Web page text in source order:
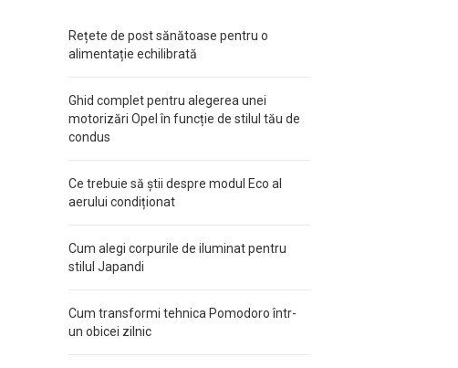
Rețete de post sănătoase pentru o
alimentație echilibrată
Ghid complet pentru alegerea unei
motorizări Opel în funcție de stilul tău de
condus
Ce trebuie să știi despre modul Eco al
aerului condiționat
Cum alegi corpurile de iluminat pentru
stilul Japandi
Cum transformi tehnica Pomodoro într-
un obicei zilnic